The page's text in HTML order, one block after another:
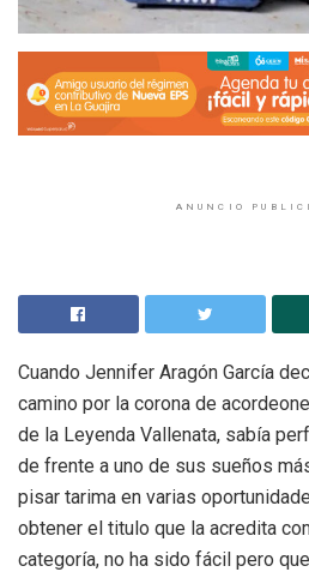
ANUNCIO
Cuando Jennifer Aragón García
camino por la corona de
de la Leyenda Vallenata, sabía
de frente a uno de sus sueños
pisar tarima en varias
obtener el titulo que la acredita
categoría, no ha sido fácil pero